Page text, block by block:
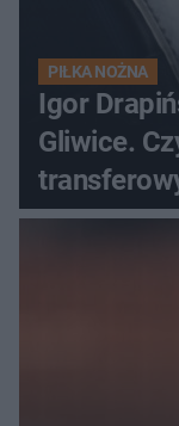
PIŁKA NOŻNA
Igor
Gliwice.